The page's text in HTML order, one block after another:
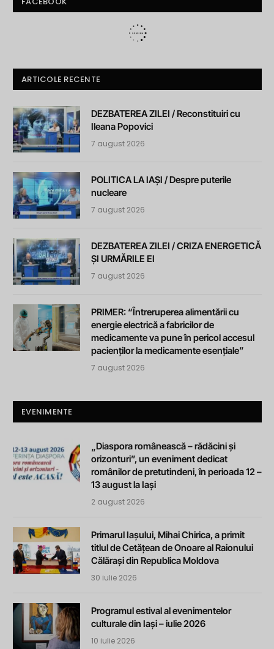
ARTICOLE RECENTE
DEZBATEREA ZILEI / Reconstituiri cu
Ileana Popovici
7 august 2026
POLITICA LA IAȘI / Despre puterile
nucleare
7 august 2026
DEZBATEREA ZILEI / CRIZA ENERGETICĂ
ȘI URMĂRILE EI
7 august 2026
PRIMER: “Întreruperea alimentării cu
energie electrică a fabricilor de
medicamente va pune în pericol accesul
pacienților la medicamente esențiale”
7 august 2026
EVENIMENTE
„Diaspora românească – rădăcini și
orizonturi”, un eveniment dedicat
românilor de pretutindeni, în perioada 12 –
13 august la Iași
2 august 2026
Primarul Iașului, Mihai Chirica, a primit
titlul de Cetățean de Onoare al Raionului
Călărași din Republica Moldova
30 iulie 2026
Programul estival al evenimentelor
culturale din Iași – iulie 2026
10 iulie 2026